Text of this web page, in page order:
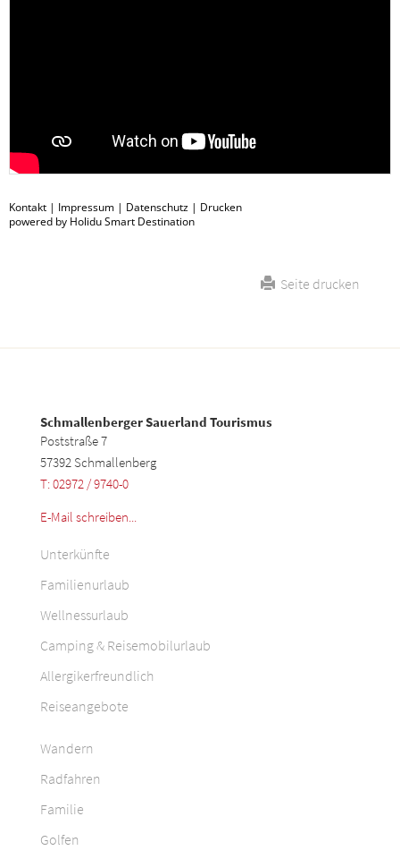
Kontakt | Impressum | Datenschutz | Drucken
powered by Holidu Smart Destination
Seite drucken
Schmallenberger Sauerland Tourismus
Poststraße 7
57392 Schmallenberg
T: 02972 / 9740-0
E-Mail schreiben...
Unterkünfte
Familienurlaub
Wellnessurlaub
Camping & Reisemobilurlaub
Allergikerfreundlich
Reiseangebote
Wandern
Radfahren
Familie
Golfen